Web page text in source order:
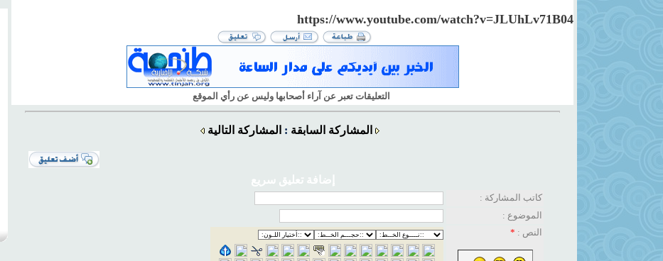
https://www.youtube.com/watch?v=JLUhLv71B04
التعليقات تعبر عن آراء أصحابها وليس عن رأي الموقع
المشاركة السابقة : المشاركة التالية
إضافة تعليق سريع
كاتب المشاركة :
الموضوع :
النص : *